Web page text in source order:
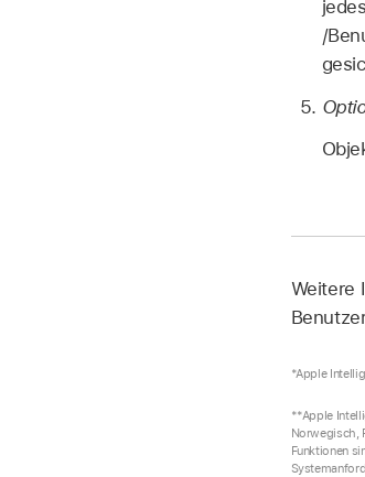
/
Weitere
*Apple
**Apple
Norwegisch,
Funktionen